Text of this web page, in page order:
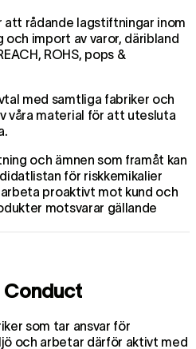
att rådande lagstiftningar inom
och import av varor, däribland
ROHS, pops &
med samtliga fabriker och
våra material för att utesluta
och ämnen som framåt kan
för riskkemikalier
proaktivt mot kund och
motsvarar gällande
Conduct
som tar ansvar för
och arbetar därför aktivt med